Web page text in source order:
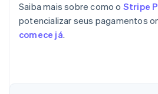
Saiba mais sobre como o Stripe
potencializar seus pagamentos
comece já.